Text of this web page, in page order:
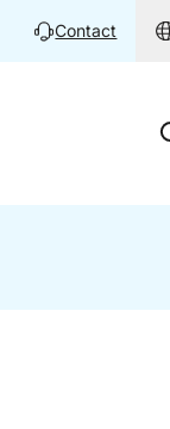
Contact